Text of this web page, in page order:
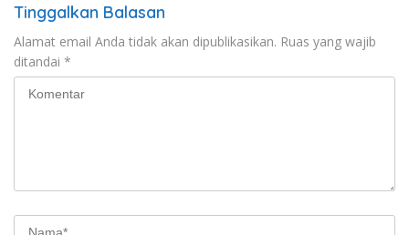
Tinggalkan Balasan
Alamat email Anda tidak akan dipublikasikan. Ruas yang wajib
ditandai *